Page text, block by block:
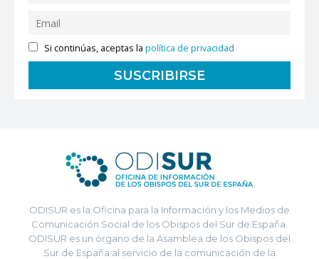
Si continúas, aceptas lapolítica de privacidad
ODISUR es la Oficina para la Información y los Medios de
Comunicación Social de los Obispos del Sur de España.
ODISUR es un órgano de la Asamblea de los Obispos del
Sur de España al servicio de la comunicación de la